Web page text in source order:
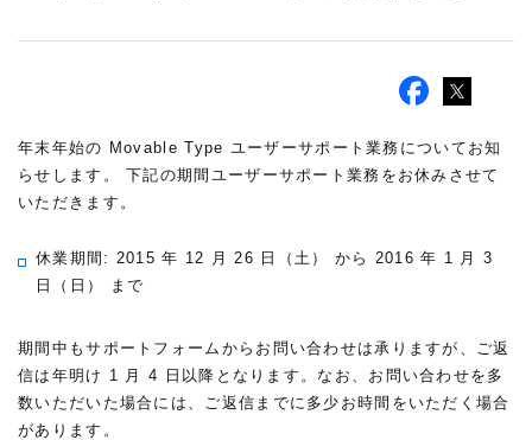
年末年始の Movable Type ユーザーサポート業務についてお知
らせします。 下記の期間ユーザーサポート業務をお休みさせて
いただきます。
休業期間: 2015 年 12 月 26 日（土） から 2016 年 1 月 3
日（日） まで
期間中もサポートフォームからお問い合わせは承りますが、ご返
信は年明け 1 月 4 日以降となります。なお、お問い合わせを多
数いただいた場合には、ご返信までに多少お時間をいただく場合
があります。